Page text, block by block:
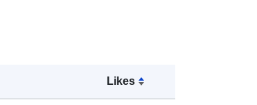
Likes
informacija apie duomenis.europa.eu:
August 2026